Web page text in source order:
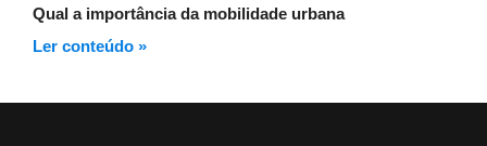
Qual a importância da mobilidade urbana
Ler conteúdo »